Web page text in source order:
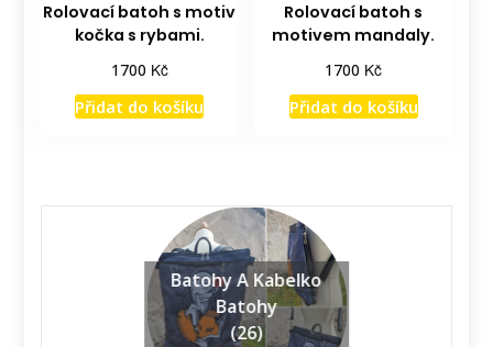
Rolovací batoh s motiv
kočka s rybami.
1700 Kč
Přidat do košíku
Rolovací batoh s
motivem mandaly.
1700 Kč
Přidat do košíku
Batohy A Kabelko
Batohy
(26)